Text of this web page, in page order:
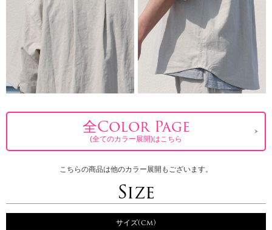
全Color Page
(全てのカラー展開)はこちら
こちらの商品は他のカラー展開もございます。
Size
サイズ(cm)